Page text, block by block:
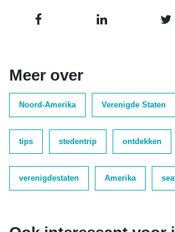
Meer over
Noord-Amerika Verenigde Staten
tips stedentrip ontdekken
verenigdestaten Amerika